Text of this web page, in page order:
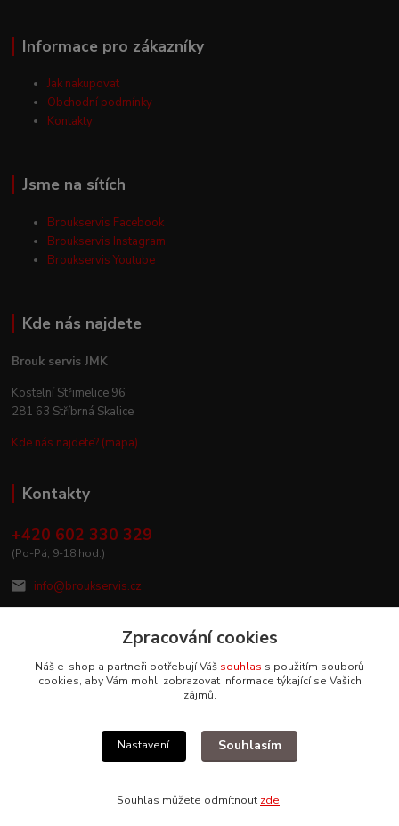
Informace pro zákazníky
Jak nakupovat
Obchodní podmínky
Kontakty
Jsme na sítích
Broukservis Facebook
Broukservis Instagram
Broukservis Youtube
Kde nás najdete
Brouk servis JMK
Kostelní Střimelice 96
281 63 Stříbrná Skalice
Kde nás najdete? (mapa)
Kontakty
+420 602 330 329
(Po-Pá, 9-18 hod.)
info@broukservis.cz
Upravit sběr cookies.
Zpracování cookies
Náš e-shop a partneři potřebují Váš souhlas s použitím souborů
cookies, aby Vám mohli zobrazovat informace týkající se Vašich
zájmů.
Nastavení Souhlasím
Souhlas můžete odmítnout zde.